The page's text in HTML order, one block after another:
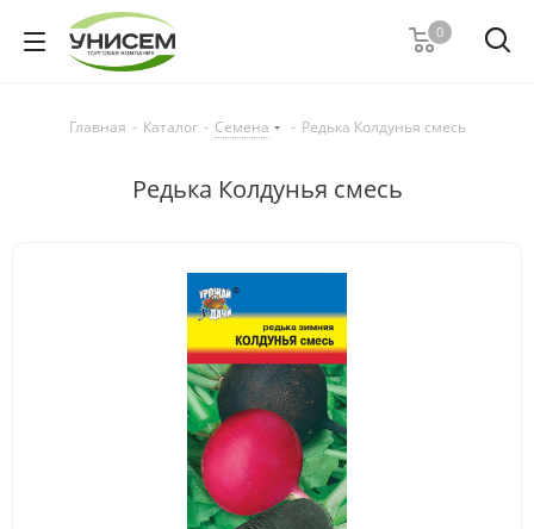
0
Главная - Каталог - Семена - Редька Колдунья смесь
Редька Колдунья смесь